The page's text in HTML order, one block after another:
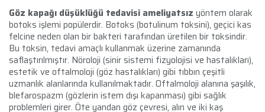
Göz kapağı düşüklüğü tedavisi ameliyatsız yöntem olarak
botoks işlemi popülerdir. Botoks (botulinum toksini), geçici kas
felcine neden olan bir bakteri tarafından üretilen bir toksindir.
Bu toksin, tedavi amaçlı kullanmak üzerine zamanında
saflaştırılmıştır. Nöroloji (sinir sistemi fizyolojisi ve hastalıkları),
estetik ve oftalmoloji (göz hastalıkları) gibi tıbbın çeşitli
uzmanlık alanlarında kullanılmaktadır. Oftalmoloji alanına şaşılık,
blefarospazm (gözlerin istem dışı kapanması) gibi sağlık
problemleri girer. Öte yandan göz çevresi, alın ve iki kaş